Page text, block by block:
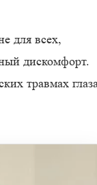
для всех,
дискомфорт.
травмах